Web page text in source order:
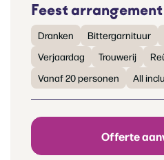
Feest arrangement
Dranken Bittergarnituur
Verjaardag
Trouwerij
Vanaf 20 personen
All
Offerte